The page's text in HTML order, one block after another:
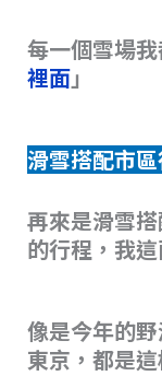
每一個雪場
裡面」
滑雪搭配市
再來是滑雪
的行程，我
像是今年的
東京，都是